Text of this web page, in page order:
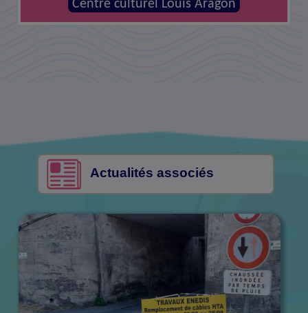
Centre culturel Louis Aragon
MJC - Centre social la Canopée
Actualités associés